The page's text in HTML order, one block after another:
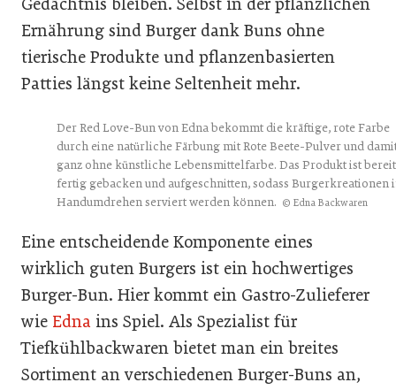
Ernährung sind Burger dank Buns ohne
tierische Produkte und pflanzenbasierten
Patties längst keine Seltenheit mehr.
Der Red Love-Bun von Edna bekommt die kräftige, rote Farbe
durch eine natürliche Färbung mit Rote Beete-Pulver und
ganz ohne künstliche Lebensmittelfarbe. Das Produkt ist
fertig gebacken und aufgeschnitten, sodass Burgerkreationen
Handumdrehen serviert werden können. © Edna Backwaren
Eine entscheidende Komponente eines
wirklich guten Burgers ist ein hochwertiges
Burger-Bun. Hier kommt ein Gastro-Zulieferer
wie Edna ins Spiel. Als Spezialist für
Tiefkühlbackwaren bietet man ein breites
Sortiment an verschiedenen Burger-Buns an,